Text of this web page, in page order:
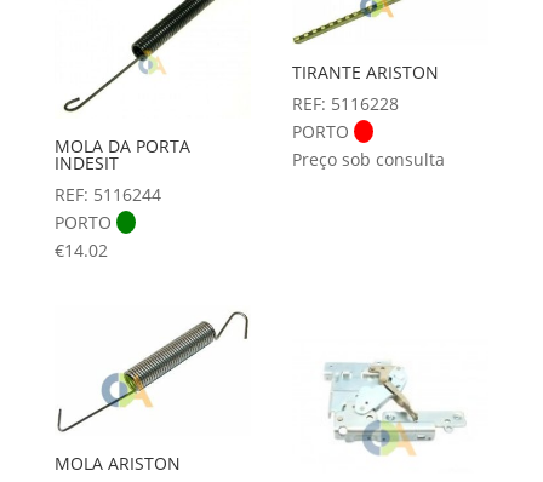
MOLA DA PORTA
INDESIT
REF: 5116244
PORTO
€14.02
TIRANTE ARISTON
REF: 5116228
PORTO
Preço sob consulta
MOLA ARISTON